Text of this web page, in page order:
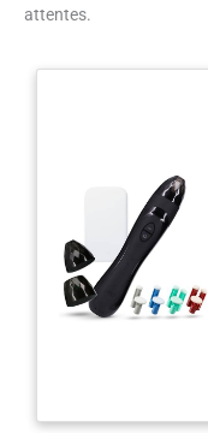
attentes.